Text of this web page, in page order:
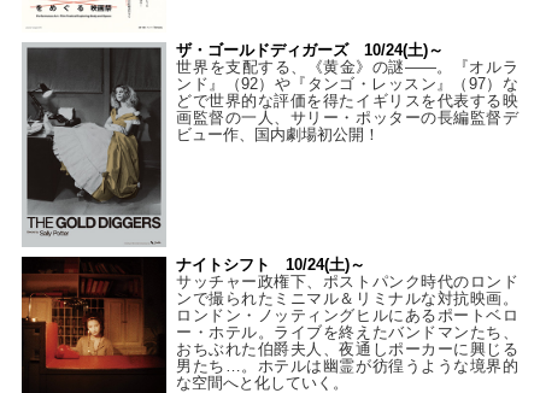
ザ・ゴールドディガーズ 10/24(土)～
世界を支配する、《黄金》の謎――。『オルラ
ンド』（92）や『タンゴ・レッスン』（97）な
どで世界的な評価を得たイギリスを代表する映
画監督の一人、サリー・ポッターの長編監督デ
ビュー作、国内劇場初公開！
ナイトシフト 10/24(土)～
サッチャー政権下、ポストパンク時代のロンド
ンで撮られたミニマル＆リミナルな対抗映画。
ロンドン・ノッティングヒルにあるポートベロ
ー・ホテル。ライブを終えたバンドマンたち、
おちぶれた伯爵夫人、夜通しポーカーに興じる
男たち…。ホテルは幽霊が彷徨うような境界的
な空間へと化していく。